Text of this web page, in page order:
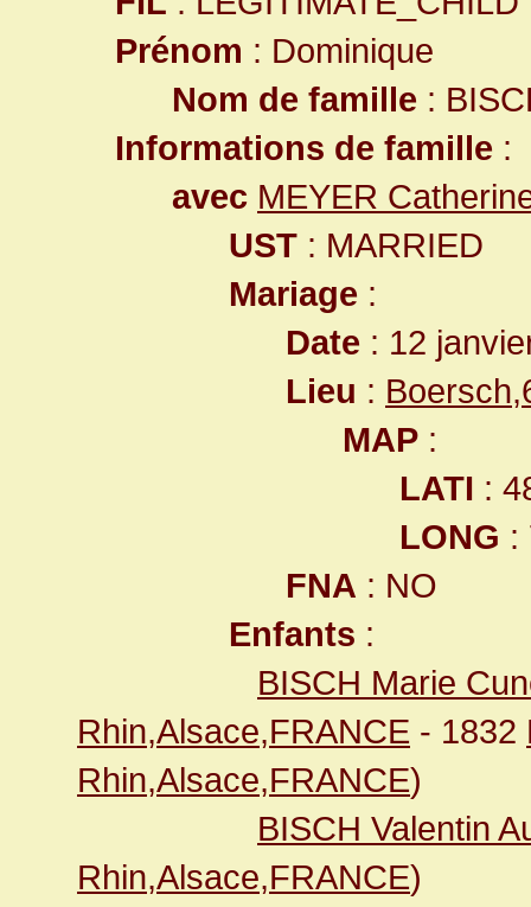
Prénom : Dominique
Nom de famille :
Informations de famille :
avec MEYER
UST : MARRIED
Mariage :
Date : 12
Lieu :
MAP :
LATI :
LONG :
FNA : NO
Enfants :
BISCH Marie
Rhin,Alsace,FRANCE - 1832
Rhin,Alsace,FRANCE)
BISCH Valentin
Rhin,Alsace,FRANCE)